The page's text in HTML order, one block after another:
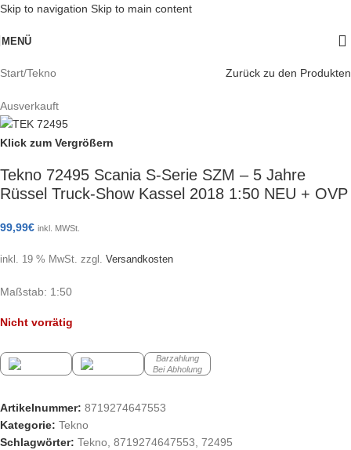
Skip to navigation Skip to main content
MENÜ
Start/Tekno Zurück zu den Produkten
Ausverkauft
Klick zum Vergrößern
Tekno 72495 Scania S-Serie SZM – 5 Jahre
Rüssel Truck-Show Kassel 2018 1:50 NEU + OVP
99,99€ inkl. MWSt.
inkl. 19 % MwSt. zzgl. Versandkosten
Maßstab: 1:50
Nicht vorrätig
Barzahlung
Bei Abholung
Artikelnummer: 8719274647553
Kategorie: Tekno
Schlagwörter: Tekno, 8719274647553, 72495